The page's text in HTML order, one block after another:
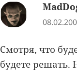
Смотря, что
будете решать.